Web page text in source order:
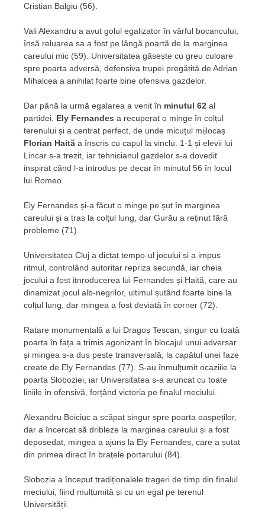
Cristian Balgiu (56).
Vali Alexandru a avut golul egalizator în vârful bocancului,
însă reluarea sa a fost pe lângă poartă de la marginea
careului mic (59). Universitatea găsește cu greu culoare
spre poarta adversă, defensiva trupei pregătită de Adrian
Mihalcea a anihilat foarte bine ofensiva gazdelor.
Dar până la urmă egalarea a venit în minutul 62 al
partidei, Ely Fernandes a recuperat o minge în colțul
terenului și a centrat perfect, de unde micuțul mijlocaș
Florian Haită a înscris cu capul la vinclu. 1-1 și elevii lui
Lincar s-a trezit, iar tehnicianul gazdelor s-a dovedit
inspirat când l-a introdus pe decar în minutul 56 în locul
lui Romeo.
Ely Fernandes și-a făcut o minge pe șut în marginea
careului și a tras la colțul lung, dar Gurău a reținut fără
probleme (71).
Universitatea Cluj a dictat tempo-ul jocului și a impus
ritmul, controlând autoritar repriza secundă, iar cheia
jocului a fost itnroducerea lui Fernandes și Haită, care au
dinamizat jocul alb-negrilor, ultimul șutând foarte bine la
colțul lung, dar mingea a fost deviată în corner (72).
Ratare monumentală a lui Dragoș Tescan, singur cu toată
poarta în fața a trimis agonizant în blocajul unui adversar
și mingea s-a dus peste transversală, la capătul unei faze
create de Ely Fernandes (77). S-au înmulțumit ocaziile la
poarta Sloboziei, iar Universitatea s-a aruncat cu toate
liniile în ofensivă, forțând victoria pe finalul meciului.
Alexandru Boiciuc a scăpat singur spre poarta oaspeților,
dar a încercat să dribleze la marginea careului și a fost
deposedat, mingea a ajuns la Ely Fernandes, care a șutat
din primea direct în brațele portarului (84).
Slobozia a început tradiționalele trageri de timp din finalul
meciului, fiind mulțumită și cu un egal pe terenul
Universității.